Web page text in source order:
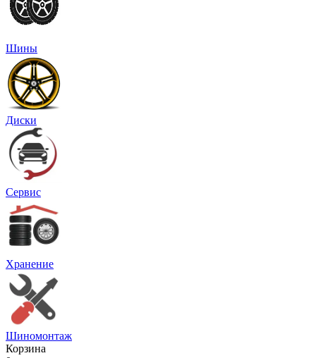
Шины
Диски
Сервис
Хранение
Шиномонтаж
Корзина